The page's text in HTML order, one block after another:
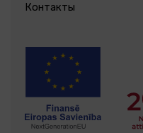
Контакты